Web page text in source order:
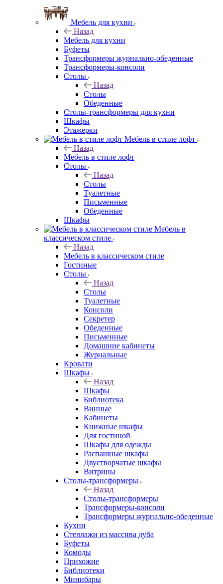
Мебель для кухни
Назад
Мебель для кухни
Буфеты
Трансформеры журнально-обеденные
Трансформеры-консоли
Столы
Назад
Столы
Обеденные
Столы-трансформеры для кухни
Шкафы
Этажерки
Мебель в стиле лофт
Назад
Мебель в стиле лофт
Столы
Назад
Столы
Туалетные
Письменные
Обеденные
Шкафы
Мебель в
классическом стиле
Назад
Мебель в классическом стиле
Гостиные
Столы
Назад
Столы
Туалетные
Консоли
Секретер
Обеденные
Письменные
Домашние кабинеты
Журнальные
Кровати
Шкафы
Назад
Шкафы
Библиотека
Винные
Кабинеты
Книжные шкафы
Для гостиной
Шкафы для одежды
Распашные шкафы
Двустворчатые шкафы
Витрины
Столы-трансформеры
Назад
Столы-трансформеры
Трансформеры-консоли
Трансформеры журнально-обеденные
Кухни
Стеллажи из массива дуба
Буфеты
Комоды
Прихожие
Библиотеки
Минибары